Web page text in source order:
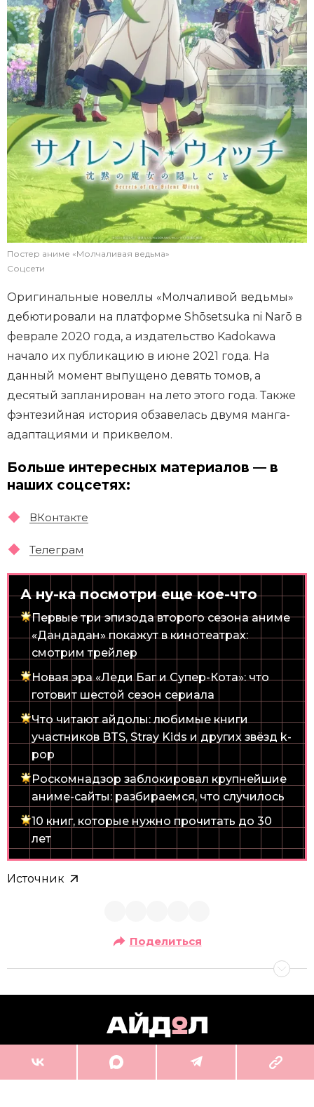
Постер аниме «Молчаливая ведьма»
Соцсети
Оригинальные новеллы «Молчаливой ведьмы»
дебютировали на платформе Shōsetsuka ni Narō в
феврале 2020 года, а издательство Kadokawa
начало их публикацию в июне 2021 года. На
данный момент выпущено девять томов, а
десятый запланирован на лето этого года. Также
фэнтезийная история обзавелась двумя манга-
адаптациями и приквелом.
Больше интересных материалов — в
наших соцсетях:
ВКонтакте
Телеграм
А ну-ка посмотри еще кое-что
Первые три эпизода второго сезона аниме
«Дандадан» покажут в кинотеатрах:
смотрим трейлер
Новая эра «Леди Баг и Супер-Кота»: что
готовит шестой сезон сериала
Что читают айдолы: любимые книги
участников BTS, Stray Kids и других звёзд k-
pop
Роскомнадзор заблокировал крупнейшие
аниме-сайты: разбираемся, что случилось
10 книг, которые нужно прочитать до 30
лет
Источник
Поделиться